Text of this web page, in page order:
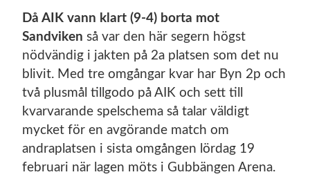
Då AIK vann klart (9-4) borta mot
Sandviken så var den här segern högst
nödvändig i jakten på 2a platsen som det nu
blivit. Med tre omgångar kvar har Byn 2p och
två plusmål tillgodo på AIK och sett till
kvarvarande spelschema så talar väldigt
mycket för en avgörande match om
andraplatsen i sista omgången lördag 19
februari när lagen möts i Gubbängen Arena.